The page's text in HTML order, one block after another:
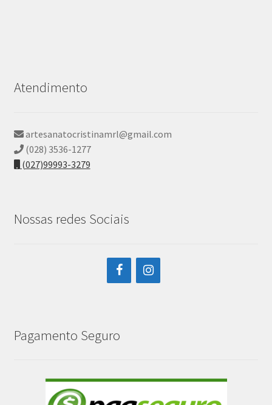
Atendimento
artesanatocristinamrl@gmail.com
(028) 3536-1277
(027)99993-3279
Nossas redes Sociais
Pagamento Seguro